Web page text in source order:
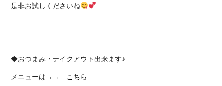
是非お試しくださいね
◆おつまみ・テイクアウト出来ます♪
メニューは→→ こちら